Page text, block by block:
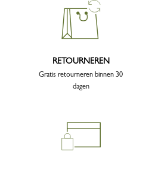
RETOURNEREN
Gratis retourneren binnen 30
dagen